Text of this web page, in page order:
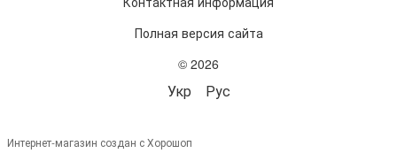
Полная версия сайта
© 2026
Укр Рус
Интернет-магазин создан с Хорошоп